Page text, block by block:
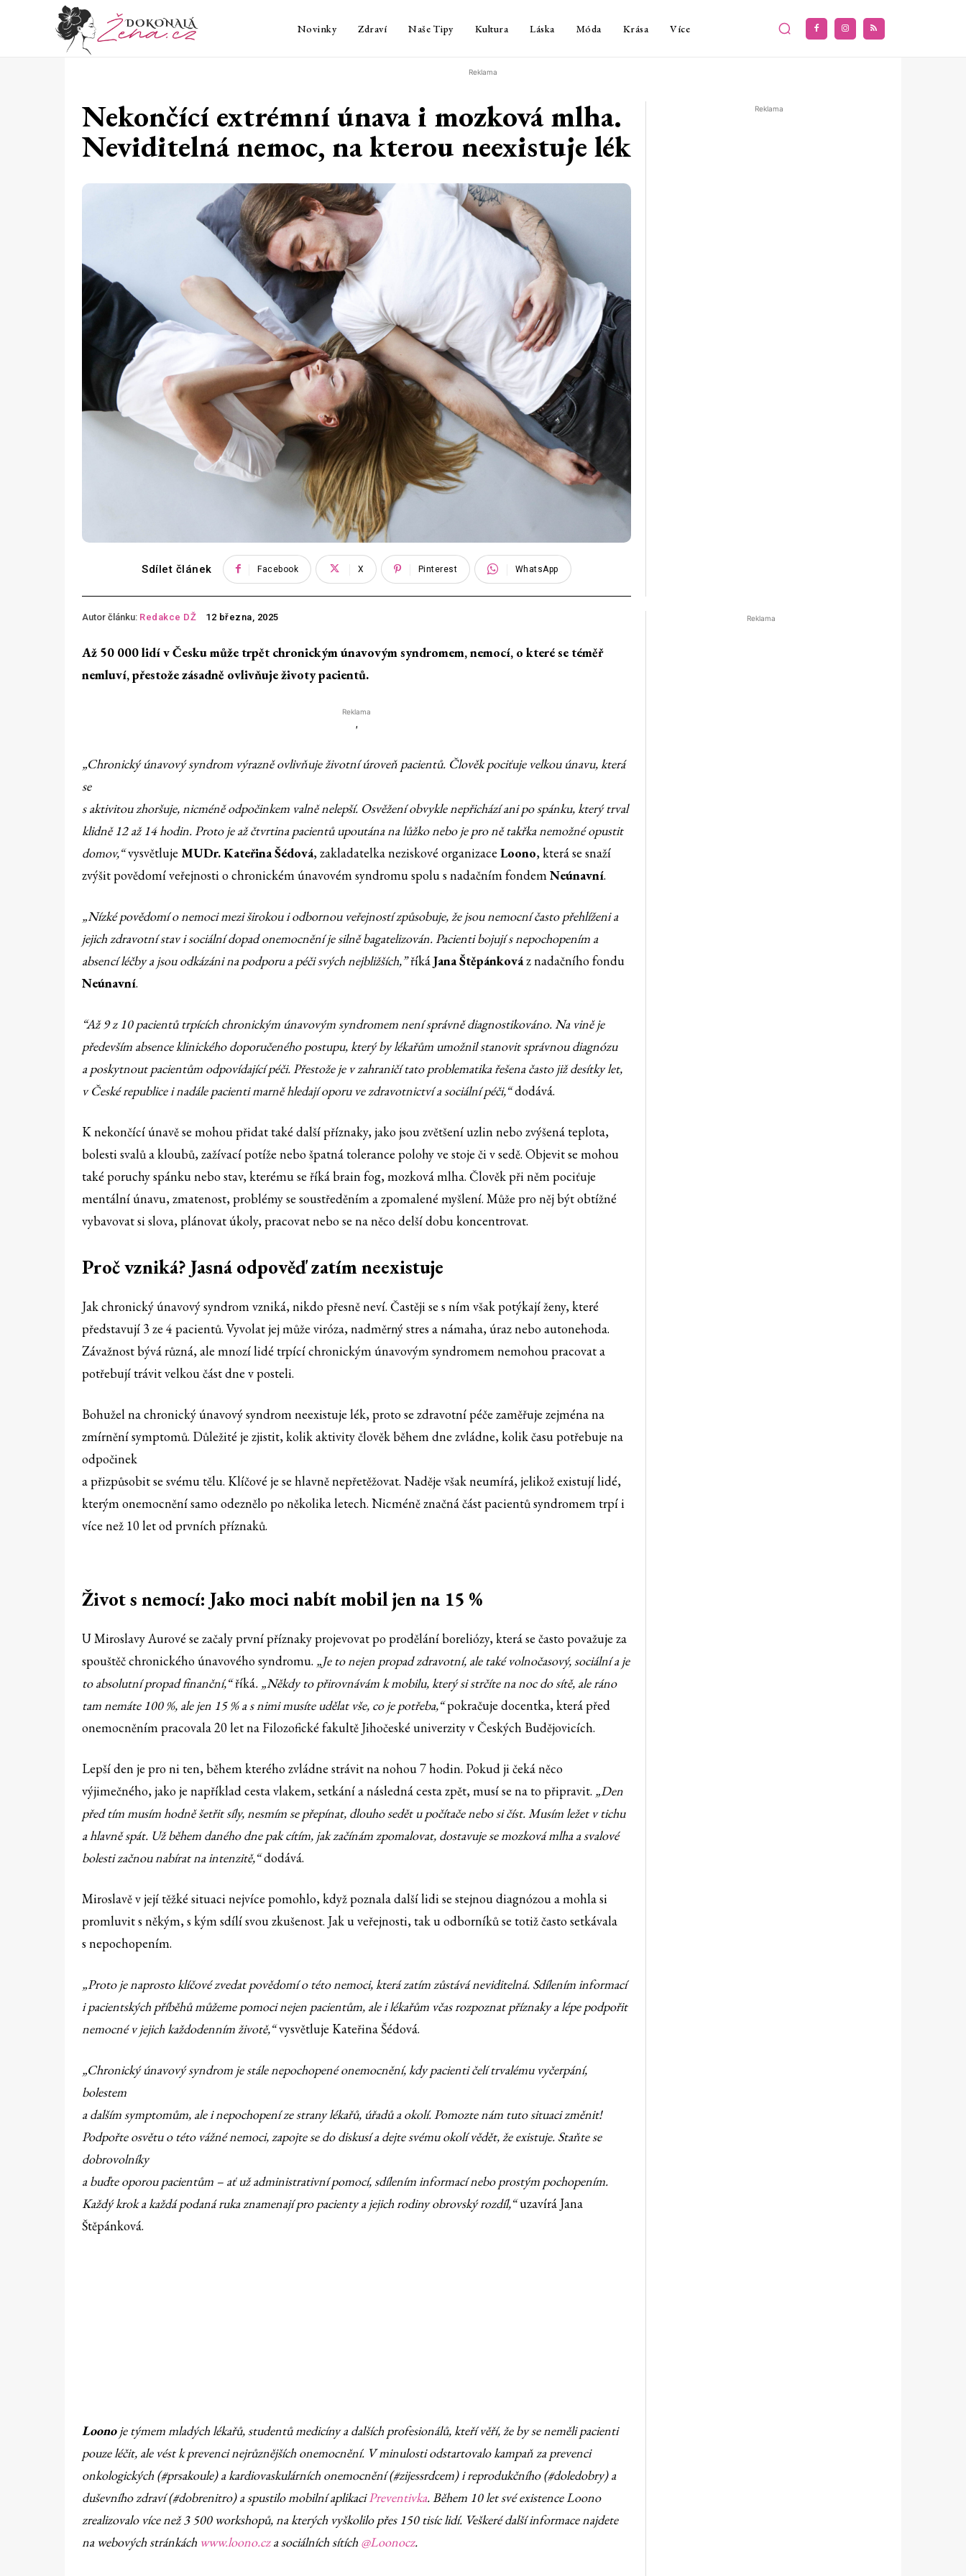
Novinky Zdraví Naše Tipy Kultura Láska Móda Krása Více
Reklama
Nekončící extrémní únava i mozková mlha.
Neviditelná nemoc, na kterou neexistuje lék
Sdílet článek Facebook X Pinterest WhatsApp
Reklama
Autor článku: Redakce DŽ 12 března, 2025
Až 50 000 lidí v Česku může trpět chronickým únavovým syndromem, nemocí, o které se téměř
nemluví, přestože zásadně ovlivňuje životy pacientů.
Reklama
'
„Chronický únavový syndrom výrazně ovlivňuje životní úroveň pacientů. Člověk pociťuje velkou únavu, která
se
s aktivitou zhoršuje, nicméně odpočinkem valně nelepší. Osvěžení obvykle nepřichází ani po spánku, který trval
klidně 12 až 14 hodin. Proto je až čtvrtina pacientů upoutána na lůžko nebo je pro ně takřka nemožné opustit
domov,“vysvětluje MUDr. Kateřina Šédová, zakladatelka neziskové organizace Loono, která se snaží
zvýšit povědomí veřejnosti o chronickém únavovém syndromu spolu s nadačním fondemNeúnavní.
„Nízké povědomí o nemoci mezi širokou i odbornou veřejností způsobuje, že jsou nemocní často přehlíženi a
jejich zdravotní stav i sociální dopad onemocnění je silně bagatelizován. Pacienti bojují s nepochopením a
absencí léčby a jsou odkázáni na podporu a péči svých nejbližších,”říkáJana Štěpánkováz nadačního fondu
Neúnavní.
“Až 9 z 10 pacientů trpících chronickým únavovým syndromem není správně diagnostikováno. Na vině je
především absence klinického doporučeného postupu, který by lékařům umožnil stanovit správnou diagnózu
a poskytnout pacientům odpovídající péči. Přestože je v zahraničí tato problematika řešena často již desítky let,
v České republice i nadále pacienti marně hledají oporu ve zdravotnictví a sociální péči,“dodává.
K nekončící únavě se mohou přidat také další příznaky, jako jsou zvětšení uzlin nebo zvýšená teplota,
bolesti svalů a kloubů, zažívací potíže nebo špatná tolerance polohy ve stoje či v sedě. Objevit se mohou
také poruchy spánku nebo stav, kterému se říká brain fog, mozková mlha. Člověk při něm pociťuje
mentální únavu, zmatenost, problémy se soustředěním a zpomalené myšlení. Může pro něj být obtížné
vybavovat si slova, plánovat úkoly, pracovat nebo se na něco delší dobu koncentrovat.
Proč vzniká? Jasná odpověď zatím neexistuje
Jak chronický únavový syndrom vzniká, nikdo přesně neví. Častěji se s ním však potýkají ženy, které
představují 3 ze 4 pacientů. Vyvolat jej může viróza, nadměrný stres a námaha, úraz nebo autonehoda.
Závažnost bývá různá, ale mnozí lidé trpící chronickým únavovým syndromem nemohou pracovat a
potřebují trávit velkou část dne v posteli.
Bohužel na chronický únavový syndrom neexistuje lék, proto se zdravotní péče zaměřuje zejména na
zmírnění symptomů. Důležité je zjistit, kolik aktivity člověk během dne zvládne, kolik času potřebuje na
odpočinek
a přizpůsobit se svému tělu. Klíčové je se hlavně nepřetěžovat. Naděje však neumírá, jelikož existují lidé,
kterým onemocnění samo odeznělo po několika letech. Nicméně značná část pacientů syndromem trpí i
více než 10 let od prvních příznaků.
Život s nemocí: Jako moci nabít mobil jen na 15 %
U Miroslavy Aurové se začaly první příznaky projevovat po prodělání boreliózy, která se často považuje za
spouštěč chronického únavového syndromu. „Je to nejen propad zdravotní, ale také volnočasový, sociální a je
to absolutní propad finanční,“říká. „Někdy to přirovnávám k mobilu, který si strčíte na noc do sítě, ale ráno
tam nemáte 100 %, ale jen 15 % a s nimi musíte udělat vše, co je potřeba,“pokračuje docentka, která před
onemocněním pracovala 20 let na Filozofické fakultě Jihočeské univerzity v Českých Budějovicích.
Lepší den je pro ni ten, během kterého zvládne strávit na nohou 7 hodin. Pokud ji čeká něco
výjimečného, jako je například cesta vlakem, setkání a následná cesta zpět, musí se na to připravit. „Den
před tím musím hodně šetřit síly, nesmím se přepínat, dlouho sedět u počítače nebo si číst. Musím ležet v tichu
a hlavně spát. Už během daného dne pak cítím, jak začínám zpomalovat, dostavuje se mozková mlha a svalové
bolesti začnou nabírat na intenzitě,“dodává.
Miroslavě v její těžké situaci nejvíce pomohlo, když poznala další lidi se stejnou diagnózou a mohla si
promluvit s někým, s kým sdílí svou zkušenost. Jak u veřejnosti, tak u odborníků se totiž často setkávala
s nepochopením.
„Proto je naprosto klíčové zvedat povědomí o této nemoci, která zatím zůstává neviditelná. Sdílením informací
i pacientských příběhů můžeme pomoci nejen pacientům, ale i lékařům včas rozpoznat příznaky a lépe podpořit
nemocné v jejich každodenním životě,“vysvětluje Kateřina Šédová.
„Chronický únavový syndrom je stále nepochopené onemocnění, kdy pacienti čelí trvalému vyčerpání,
bolestem
a dalším symptomům, ale i nepochopení ze strany lékařů, úřadů a okolí. Pomozte nám tuto situaci změnit!
Podpořte osvětu o této vážné nemoci, zapojte se do diskusí a dejte svému okolí vědět, že existuje. Staňte se
dobrovolníky
a buďte oporou pacientům – ať už administrativní pomocí, sdílením informací nebo prostým pochopením.
Každý krok a každá podaná ruka znamenají pro pacienty a jejich rodiny obrovský rozdíl,“uzavírá Jana
Štěpánková.
Loonoje týmem mladých lékařů, studentů medicíny a dalších profesionálů, kteří věří, že by se neměli pacienti
pouze léčit, ale vést k prevenci nejrůznějších onemocnění. V minulosti odstartovalo kampaň za prevenci
onkologických (#prsakoule) a kardiovaskulárních onemocnění (#zijessrdcem) i reprodukčního (#doledobry) a
duševního zdraví (#dobrenitro) a spustilo mobilní aplikaciPreventivka. Během 10 let své existence Loono
zrealizovalo více než 3 500 workshopů, na kterých vyškolilo přes 150 tisíc lidí. Veškeré další informace najdete
na webových stránkách www.loono.cza sociálních sítích @Loonocz.
Reklama